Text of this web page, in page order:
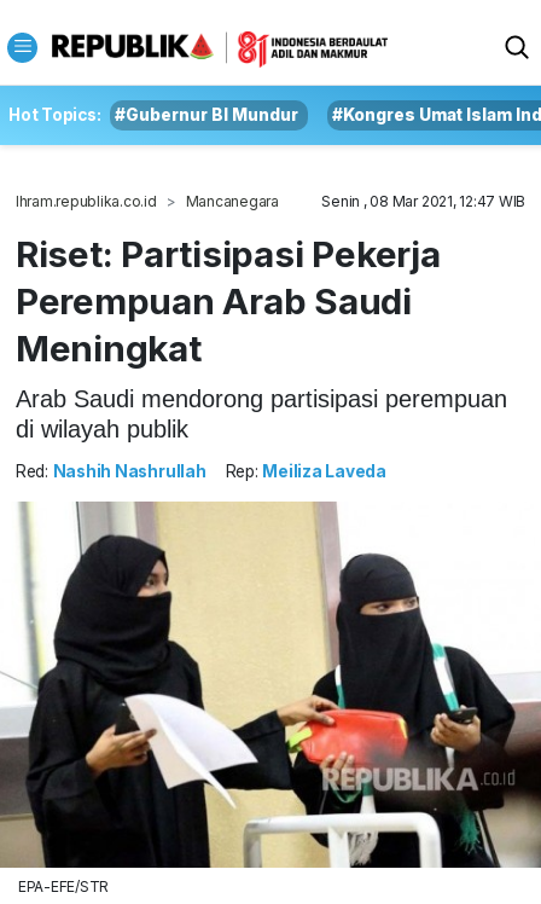
Hot Topics: #Gubernur BI Mundur #Kongres Umat Islam
Ihram.republika.co.id Mancanegara Senin , 08 Mar 2021, 12:47 WIB
Riset: Partisipasi Pekerja
Perempuan Arab Saudi
Meningkat
Arab Saudi mendorong partisipasi perempuan
di wilayah publik
Red: Nashih Nashrullah Rep: Meiliza Laveda
EPA-EFE/STR